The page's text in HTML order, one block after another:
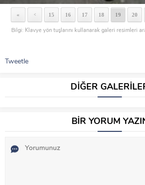
« < 15 16 17 18 19 20
Bilgi: Klavye yön tuşlarını kullanarak galeri resimleri
Tweetle
DİĞER
BİR YORUM